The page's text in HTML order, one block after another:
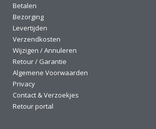
Betalen
Bezorging
Levertijden
Verzendkosten
Wijzigen / Annuleren
Retour / Garantie
Algemene Voorwaarden
Privacy
Contact & Verzoekjes
Retour portal